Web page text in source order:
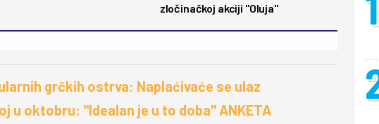
zločinačkoj akciji "Oluja"
grčkih ostrva: Naplaćivaće se ulaz
u oktobru: "Idealan je u to doba" ANKETA